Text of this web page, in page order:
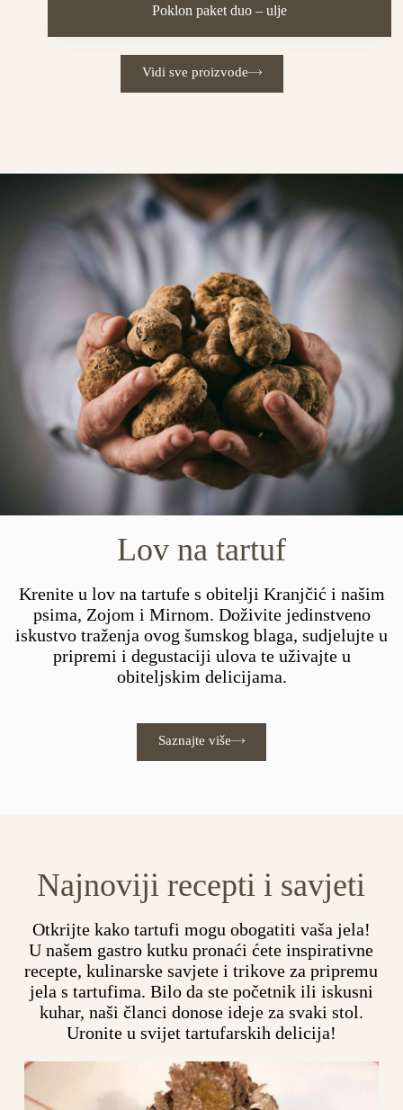
Poklon paket duo – ulje
Vidi sve proizvode
Lov na tartuf
Krenite u lov na tartufe s obitelji Kranjčić i našim
psima, Zojom i Mirnom. Doživite jedinstveno
iskustvo traženja ovog šumskog blaga, sudjelujte u
pripremi i degustaciji ulova te uživajte u
obiteljskim delicijama.
Saznajte više
Najnoviji recepti i savjeti
Otkrijte kako tartufi mogu obogatiti vaša jela!
U našem gastro kutku pronaći ćete inspirativne
recepte, kulinarske savjete i trikove za pripremu
jela s tartufima. Bilo da ste početnik ili iskusni
kuhar, naši članci donose ideje za svaki stol.
Uronite u svijet tartufarskih delicija!